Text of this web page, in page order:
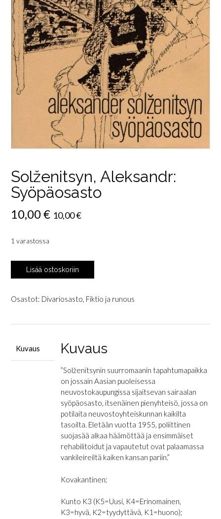
Solženitsyn, Aleksandr:
Syöpäosasto
10,00€ 10,00€
1 varastossa
Solženitsyn,
Aleksandr:
määrä
Lisää ostoskoriin
Osastot: Divariosasto, Fiktio ja runous
Kuvaus Kuvaus
”Solženitsynin suurromaanin tapahtumapaikka
on jossain Aasian puoleisessa
neuvostokaupungissa sijaitsevan sairaalan
syöpäosasto, itsenäinen pienyhteisö, jossa on
potilaita neuvostoyhteiskunnan kaikilta
tasoilta. Eletään vuotta 1955, poliittinen
suojasää alkaa häämöttää ja ensimmäiset
rehabilitoidut ja vapautetut ovat palaamassa
vankileireiltä kaiken kansan pariin.”
Kovakantinen;
Kunto K3 (K5=Uusi, K4=Erinomainen,
K3=hyvä, K2=tyydyttävä, K1=huono);